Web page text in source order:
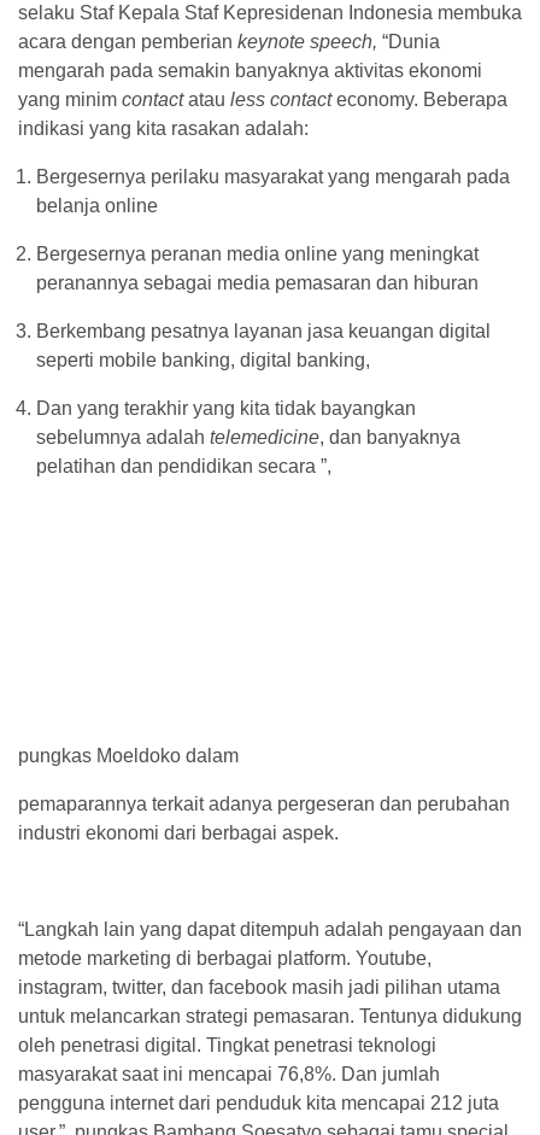
selaku Staf Kepala Staf Kepresidenan Indonesia membuka
acara dengan pemberian keynote speech, “Dunia
mengarah pada semakin banyaknya aktivitas ekonomi
yang minim contactatau less contacteconomy. Beberapa
indikasi yang kita rasakan adalah:
Bergesernya perilaku masyarakat yang mengarah pada
belanja online
Bergesernya peranan media online yang meningkat
peranannya sebagai media pemasaran dan hiburan
Berkembang pesatnya layanan jasa keuangan digital
seperti mobile banking, digital banking,
Dan yang terakhir yang kita tidak bayangkan
sebelumnya adalah telemedicine, dan banyaknya
pelatihan dan pendidikan secara ”,
pungkas Moeldoko dalam
pemaparannya terkait adanya pergeseran dan perubahan
industri ekonomi dari berbagai aspek.
“Langkah lain yang dapat ditempuh adalah pengayaan dan
metode marketing di berbagai platform. Youtube,
instagram, twitter, dan facebook masih jadi pilihan utama
untuk melancarkan strategi pemasaran. Tentunya didukung
oleh penetrasi digital. Tingkat penetrasi teknologi
masyarakat saat ini mencapai 76,8%. Dan jumlah
pengguna internet dari penduduk kita mencapai 212 juta